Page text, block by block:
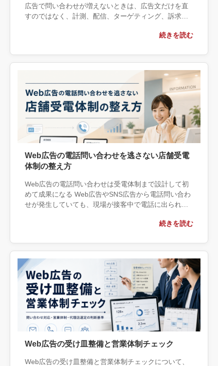
広告で問い合わせが増えないときは、広告文だけを直
すのではなく、計測、配信、ターゲティング、訴求、
続きを読む
Web広告の電話問い合わせを逃さない店舗受電
体制の整え方
Web広告の電話問い合わせは受電体制まで設計して初
めて成果になる Web広告やSNS広告から電話問い合わ
せが発生していても、現場が接客中で電話に出られな
続きを読む
Web広告の受け皿整備と営業体制チェック
Web広告の受け皿整備と営業体制チェックについて、